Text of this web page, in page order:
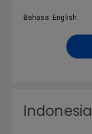
Bahasa: English